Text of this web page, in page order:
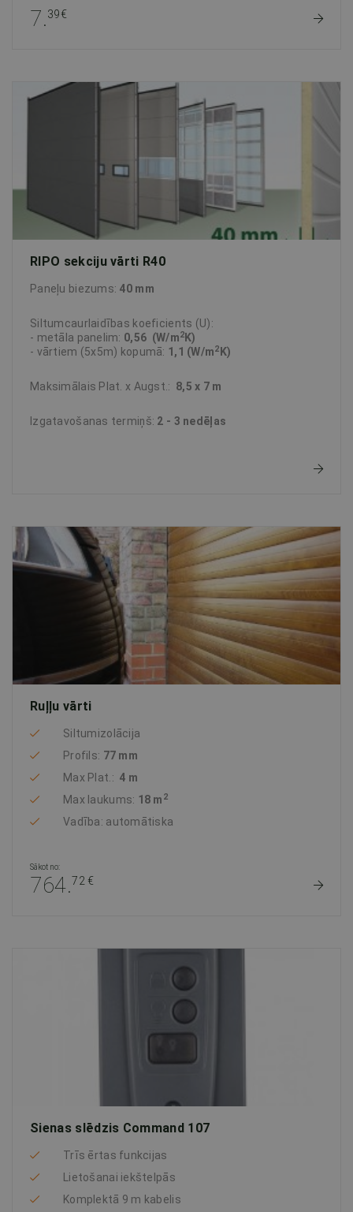
7.39€
RIPO sekciju vārti R40
Paneļu biezums: 40 mm
Siltumcaurlaidības koeficients (U):
- metāla panelim: 0,56 (W/m2 K)
- vārtiem (5x5m) kopumā: 1,1 (W/m2 K)
Maksimālais Plat. x Augst.: 8,5 x 7 m
Izgatavošanas termiņš: 2 - 3 nedēļas
Ruļļu vārti
Siltumizolācija
Profils: 77 mm
Max Plat.: 4 m
Max laukums: 18 m 2
Vadība: automātiska
Sākot no:
764.72 €
Sienas slēdzis Command 107
Trīs ērtas funkcijas
Lietošanai iekštelpās
Komplektā 9 m kabelis